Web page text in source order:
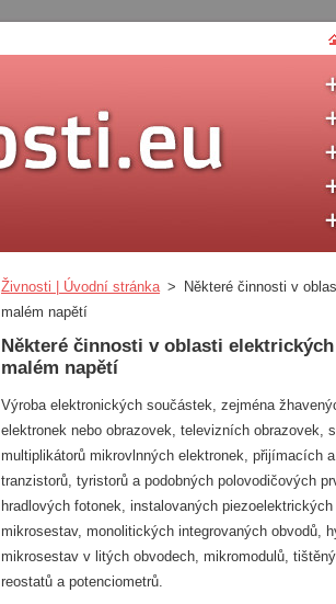
Živnosti | Úvodní stránka >
Některé činnosti v
malém napětí
Některé činnosti v oblasti
malém napětí
Výroba elektronických součástek, zejména
elektronek nebo obrazovek, televizních obrazovek,
multiplikátorů mikrovlnných elektronek, přijímacích
tranzistorů, tyristorů a podobných polovodičových
hradlových fotonek, instalovaných
mikrosestav, monolitických integrovaných obvodů,
mikrosestav v litých obvodech, mikromodulů,
reostatů a potenciometrů.